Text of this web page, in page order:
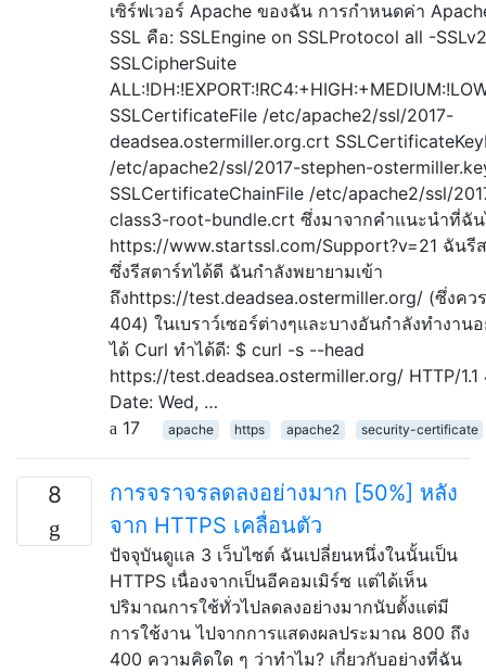
เซิร์ฟเวอร์ Apache ของฉัน การกำหนดค่า
SSL คือ: SSLEngine on SSLProtocol all -
SSLCipherSuite
SSLCertificateFile /etc/apache2/ssl/2017-
deadsea.ostermiller.org.crt
/etc/apache2/ssl/2017-stephen-
SSLCertificateChainFile /etc/apache2/ssl/
class3-root-bundle.crt ซึ่งมาจากคำแนะนำที่ฉัน
https://www.startssl.com/Support?v=21 ฉันรี
ซึ่งรีสตาร์ทได้ดี ฉันกำลังพยายามเข้า
ถึงhttps://test.deadsea.ostermiller.org/ (ซึ่งคว
404) ในเบราว์เซอร์ต่างๆและบางอันกำลังทำงาน
ได้ Curl ทำได้ดี: $ curl -s --head
https://test.deadsea.ostermiller.org/ HTTP/
Date: Wed, …
17
apache https apache2 security-certificate
8
การจราจรลดลงอย่างมาก [50%] หลัง
จาก HTTPS เคลื่อนตัว
ปัจจุบันดูแล 3 เว็บไซต์ ฉันเปลี่ยนหนึ่งในนั้นเป็น
HTTPS เนื่องจากเป็นอีคอมเมิร์ซ แต่ได้เห็น
ปริมาณการใช้ทั่วไปลดลงอย่างมากนับตั้งแต่มี
การใช้งาน ไปจากการแสดงผลประมาณ 800 ถึง
400 ความคิดใด ๆ ว่าทำไม? เกี่ยวกับอย่างที่ฉัน